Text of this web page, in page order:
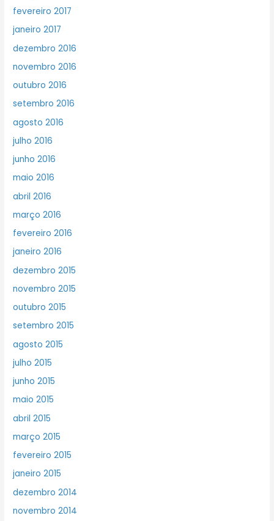
fevereiro 2017
janeiro 2017
dezembro 2016
novembro 2016
outubro 2016
setembro 2016
agosto 2016
julho 2016
junho 2016
maio 2016
abril 2016
março 2016
fevereiro 2016
janeiro 2016
dezembro 2015
novembro 2015
outubro 2015
setembro 2015
agosto 2015
julho 2015
junho 2015
maio 2015
abril 2015
março 2015
fevereiro 2015
janeiro 2015
dezembro 2014
novembro 2014